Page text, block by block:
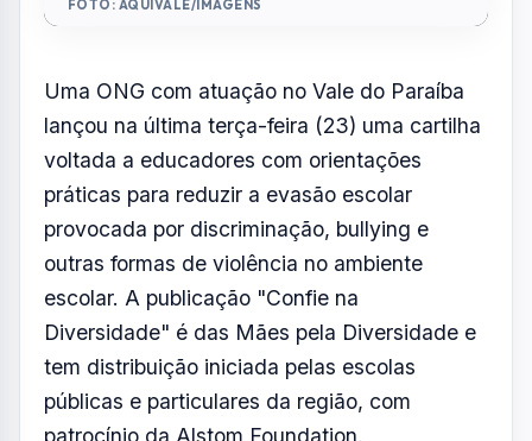
públicas e particulares da região, com
Os dados que motivaram a iniciativa são
expressivos. Segundo a Pesquisa Nacional
de Saúde Escolar (PeNSE 2024), 14% dos
estudantes afirmam se sentir inseguros na
escola.O IBGE aponta que quase 9 milhões
de jovens brasileiros não concluíram o
ensino médio, sendo71,6% deles pretos e
pardos. Apenas uma em cada quatro
pessoas com deficiência conclui a educação
básica, e cerca de 82% das pessoas trans